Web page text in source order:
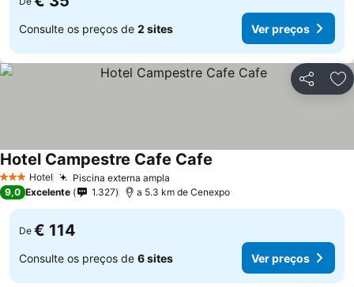
Consulte os preços de 2 sites Ver preços
Partilhar
3 EstrelasHotel Piscina externa ampla
Hotel Campestre Cafe Cafe
9,0 Excelente 1.327 a 5.3 km de Cenexpo
De € 114
Consulte os preços de 6 sites Ver preços